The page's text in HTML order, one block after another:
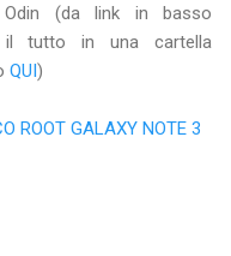
(da link in basso
il tutto in una cartella
QUI)
ROOT GALAXY NOTE 3